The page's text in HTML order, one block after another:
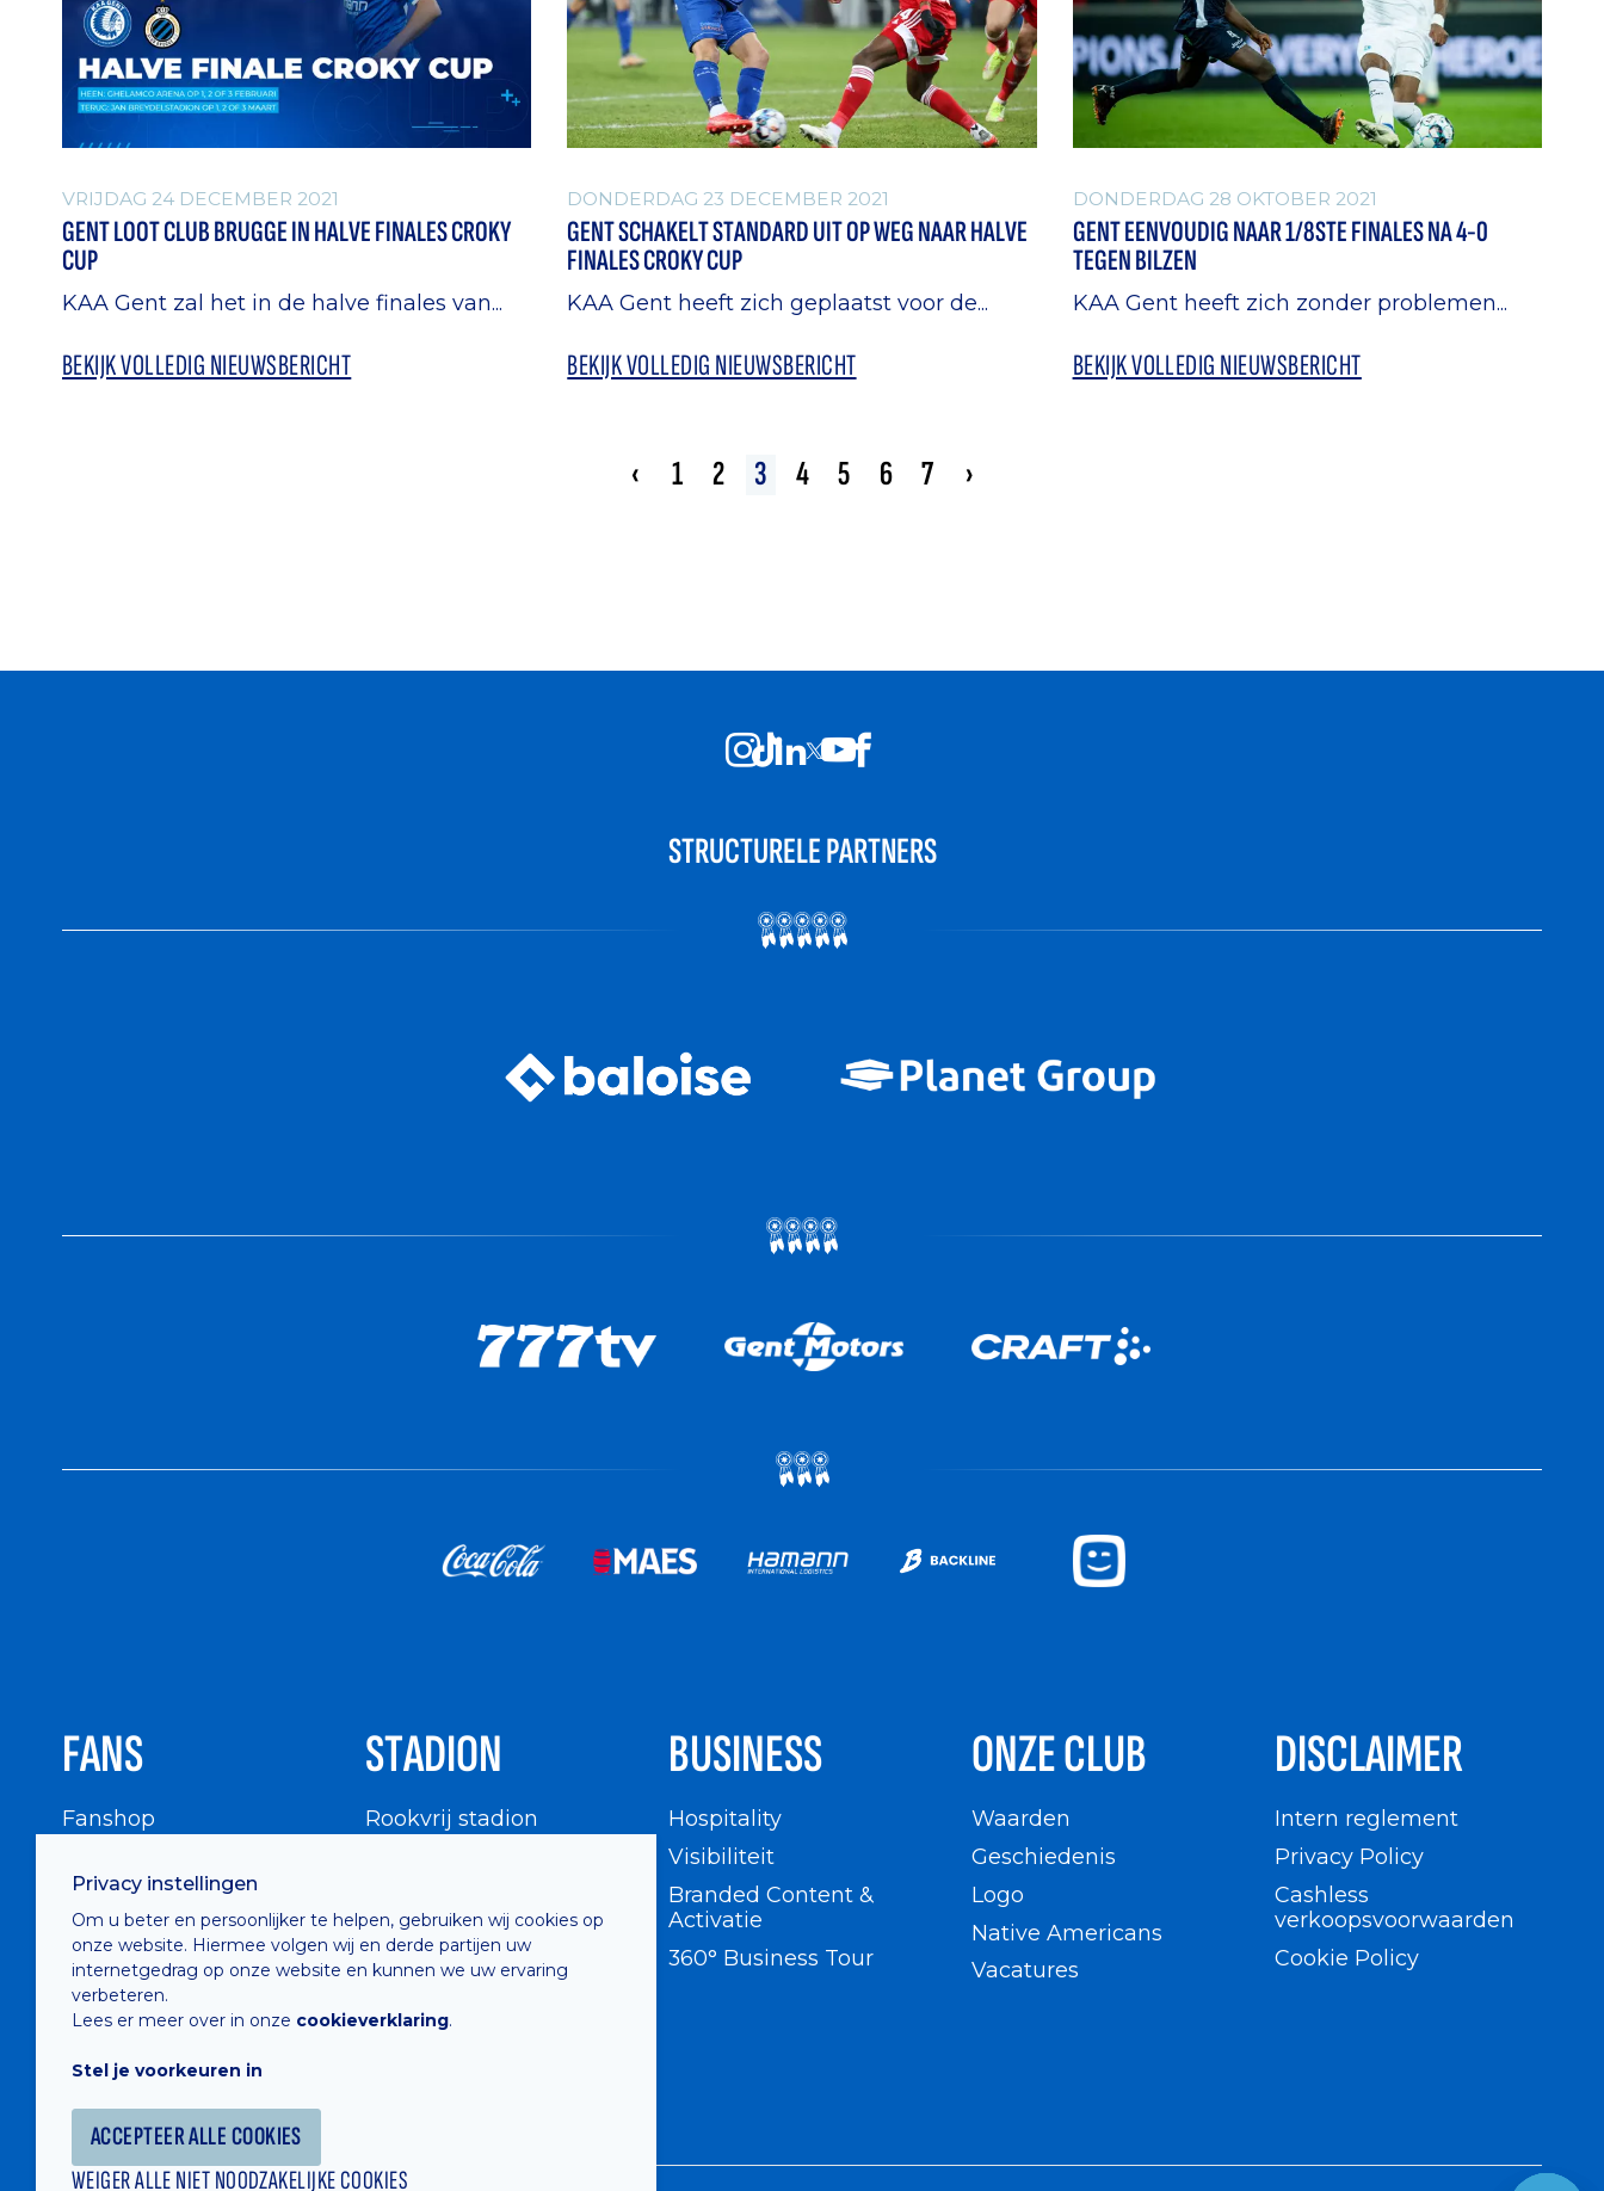
VRIJDAG 24 DECEMBER 2021
GENT LOOT CLUB BRUGGE IN HALVE FINALES CROKY
CUP
KAA Gent zal het in de halve finales van...
BEKIJK VOLLEDIG NIEUWSBERICHT
DONDERDAG 23 DECEMBER 2021
GENT SCHAKELT STANDARD UIT OP WEG NAAR HALVE
FINALES CROKY CUP
KAA Gent heeft zich geplaatst voor de...
BEKIJK VOLLEDIG NIEUWSBERICHT
DONDERDAG 28 OKTOBER 2021
GENT EENVOUDIG NAAR 1/8STE FINALES NA 4-0
TEGEN BILZEN
KAA Gent heeft zich zonder problemen...
BEKIJK VOLLEDIG NIEUWSBERICHT
‹ 1 2 3 4 5 6 7 ›
Privacy instellingen
Om u beter en persoonlijker te helpen, gebruiken wij cookies op
onze website. Hiermee volgen wij en derde partijen uw
internetgedrag op onze website en kunnen we uw ervaring
verbeteren.
Lees er meer over in onze cookieverklaring.
Stel je voorkeuren in
ACCEPTEER ALLE COOKIES
WEIGER ALLE NIET NOODZAKELIJKE COOKIES
STRUCTURELE PARTNERS
FANS
Fanshop
Supportersraad
Buffalo Kids Club
Supportersfederatie
Supportersclubs
Fotoalbums
STADION
Rookvrij stadion
BUSINESS
Hospitality
Visibiliteit
Branded Content &
Activatie
360° Business Tour
ONZE CLUB
Waarden
Geschiedenis
Logo
Native Americans
Vacatures
DISCLAIMER
Intern reglement
Privacy Policy
Cashless
verkoopsvoorwaarden
Cookie Policy